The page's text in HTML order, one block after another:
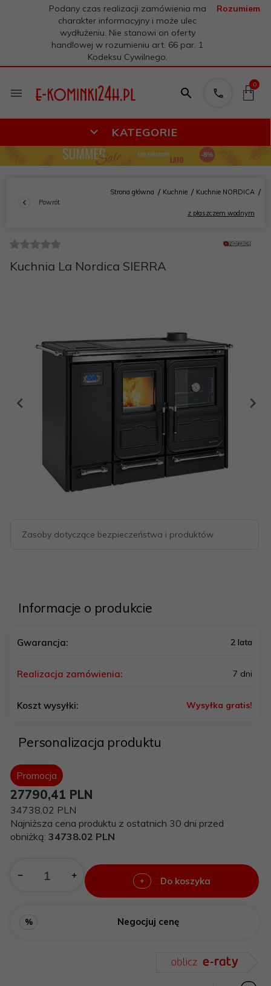
Podany czas realizacji zamówienia ma
charakter informacyjny i może ulec
wydłużeniu. Nie stanowi on oferty
handlowej w rozumieniu art. 66 par. 1
Kodeksu Cywilnego.
Rozumiem
0
KATEGORIE
Powrót
Strona główna Kuchnie Kuchnie NORDICA
z płaszczem wodnym
Kuchnia La Nordica SIERRA
Zasoby dotyczące bezpieczeństwa i produktów
Informacje o produkcie
Gwarancja: 2 lata
Realizacja zamówienia: 7 dni
Koszt wysyłki: Wysyłka gratis!
Personalizacja produktu
Promocja
27790,41 PLN
34738,02 PLN
Najniższa cena produktu z ostatnich 30 dni przed
obniżką:34738.02 PLN
+ Do koszyka
% Negocjuj cenę